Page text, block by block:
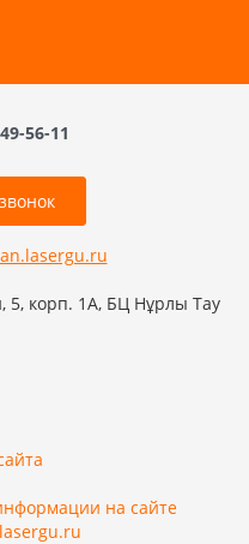
56-11
корп. 1А, БЦ Нұрлы Тау
на сайте